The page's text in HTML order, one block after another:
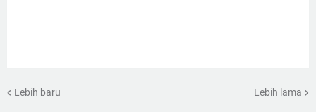
Lebih baru Lebih lama